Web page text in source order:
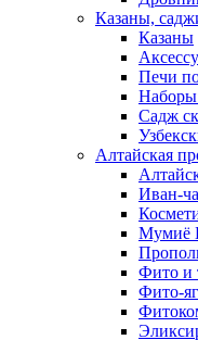
Казаны,
Казаны
Печи
Садж
Алтайская
Иван-
Мумиё
Фито и
Фито-